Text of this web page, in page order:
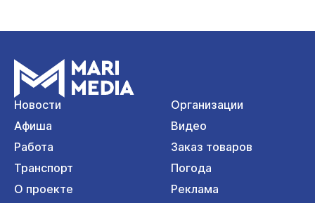
Новости
Организации
Афиша
Видео
Работа
Заказ товаров
Транспорт
Погода
О проекте
Реклама